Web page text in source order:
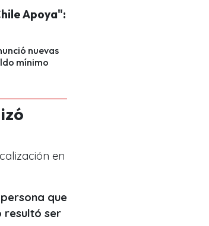
Apoya":
nuevas
mínimo
en
que
resultó ser